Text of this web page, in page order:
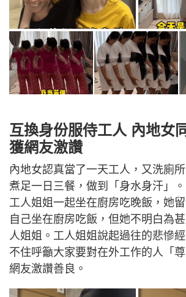
互換身份服侍工人 內地女
獲網友激讚
內地女認真當了一天工人，又洗廁
煮足一日三餐，做到「身水身汗」
工人姐姐一起坐在廚房吃晚飯，她
自己坐在廚房吃飯，但她不明白為
人姐姐。工人姐姐說起過往的悲慘
不住呼籲大家要對在外工作的人「
網友激讚善良。